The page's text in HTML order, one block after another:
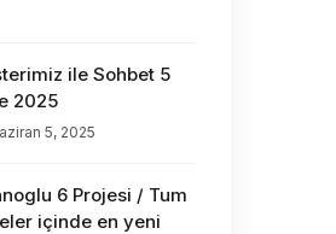
ile Sohbet 5
2025
5, 2025
6 Projesi / Tum
içinde en yeni